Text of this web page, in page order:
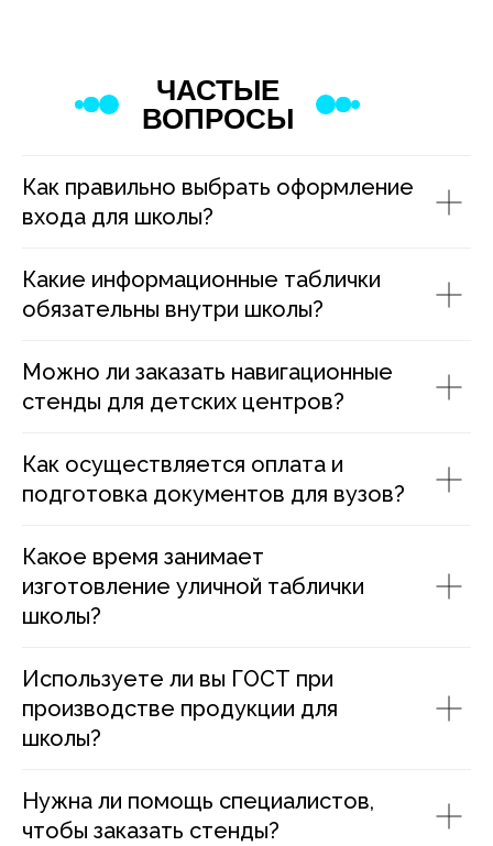
ЧАСТЫЕ
ВОПРОСЫ
Как правильно выбрать оформление
входа для школы?
Какие информационные таблички
обязательны внутри школы?
Можно ли заказать навигационные
стенды для детских центров?
Как осуществляется оплата и
подготовка документов для вузов?
Какое время занимает
изготовление уличной таблички
школы?
Используете ли вы ГОСТ при
производстве продукции для
школы?
Нужна ли помощь специалистов,
чтобы заказать стенды?